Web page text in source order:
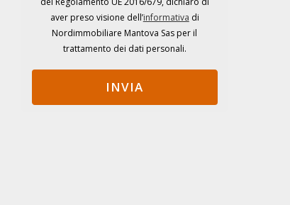
aver preso visione dell’informativa di
Nordimmobiliare Mantova Sas per il
trattamento dei dati personali.